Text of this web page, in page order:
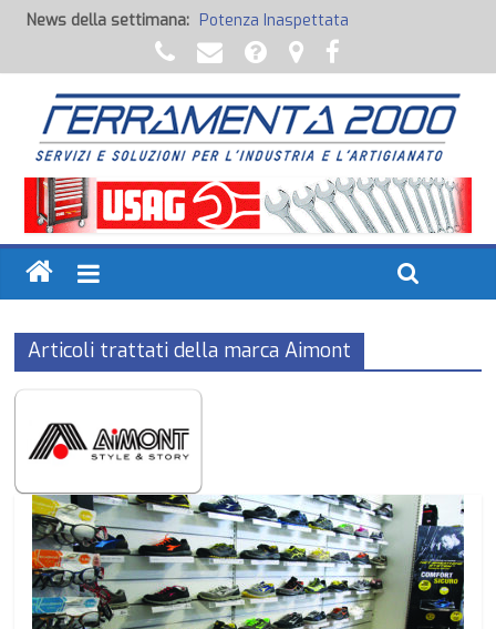
News della settimana: Potenza Inaspettata
Raccorderia pneumatica
Attrezzature professionali a batteria
Ancoraggi chimici
Fondi, Smalti, Stucchi e Idropitture
Articoli trattati della marca Aimont